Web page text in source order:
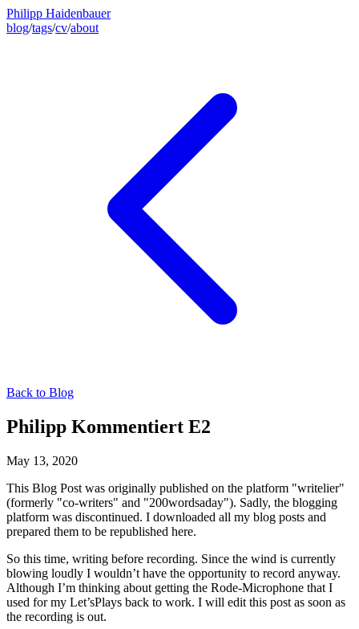
Philipp Haidenbauer
blog/tags/cv/about
Back to Blog
Philipp Kommentiert E2
May 13, 2020
This Blog Post was originally published on the platform "writelier"
(formerly "co-writers" and "200wordsaday"). Sadly, the blogging
platform was discontinued. I downloaded all my blog posts and
prepared them to be republished here.
So this time, writing before recording. Since the wind is currently
blowing loudly I wouldn’t have the opportunity to record anyway.
Although I’m thinking about getting the Rode-Microphone that I
used for my Let’sPlays back to work. I will edit this post as soon as
the recording is out.